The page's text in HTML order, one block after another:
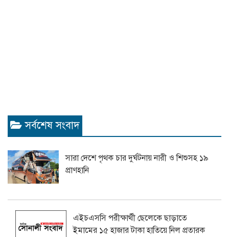
সর্বশেষ সংবাদ
সারা দেশে পৃথক চার দুর্ঘটনায় নারী ও শিশুসহ ১৯
প্রাণহানি
এইচএসসি পরীক্ষার্থী ছেলেকে ছাড়াতে
ইমামের ১৫ হাজার টাকা হাতিয়ে নিল প্রতারক